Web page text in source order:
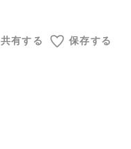
共有する 保存する